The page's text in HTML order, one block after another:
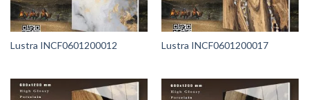
Lustra INCF0601200012 Lustra INCF0601200017